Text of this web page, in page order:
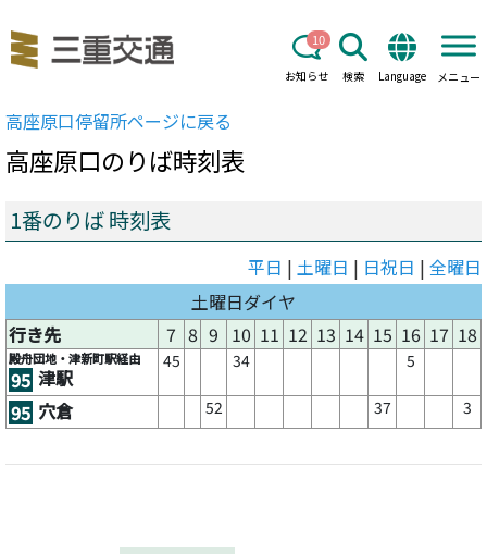
お知らせ
10
検索 Language メニュー
高座原口停留所ページに戻る
高座原口のりば時刻表
1番のりば 時刻表
平日 | 土曜日 | 日祝日 | 全曜日
土曜日ダイヤ
行き先
7 8 9 10 11 12 13 14 15 16 17 18
殿舟団地・津新町駅経由
95 津駅
45 34 5
95 穴倉 52 37 3